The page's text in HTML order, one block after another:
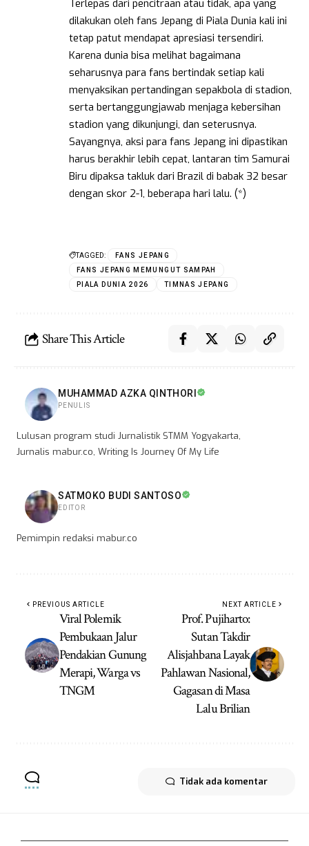
Terlepas dari pencitraan atau tidak, apa yang
dilakukan oleh fans Jepang di Piala Dunia kali ini
tetap patut mendapat apresiasi tersendiri.
Karena dunia bisa melihat bagaimana
seharusnya para fans bertindak setiap kali
menyaksikan pertandingan sepakbola di stadion,
serta bertanggungjawab menjaga kebersihan
stadion yang dikunjungi, dan seterusnya.
Sayangnya, aksi para fans Jepang ini dipastikan
harus berakhir lebih cepat, lantaran tim Samurai
Biru dipaksa takluk dari Brazil di babak 32 besar
dengan skor 2-1, beberapa hari lalu. (*)
TAGGED:
FANS JEPANG
FANS JEPANG MEMUNGUT SAMPAH
PIALA DUNIA 2026
TIMNAS JEPANG
Share This Article
MUHAMMAD AZKA QINTHORI
PENULIS
Lulusan program studi Jurnalistik STMM Yogyakarta,
Jurnalis mabur.co, Writing Is Journey Of My Life
SATMOKO BUDI SANTOSO
EDITOR
Pemimpin redaksi mabur.co
PREVIOUS ARTICLE
Viral Polemik
Pembukaan Jalur
Pendakian Gunung
Merapi, Warga vs
TNGM
NEXT ARTICLE
Prof. Pujiharto:
Sutan Takdir
Alisjahbana Layak
Pahlawan Nasional,
Gagasan di Masa
Lalu Brilian
Tidak ada komentar